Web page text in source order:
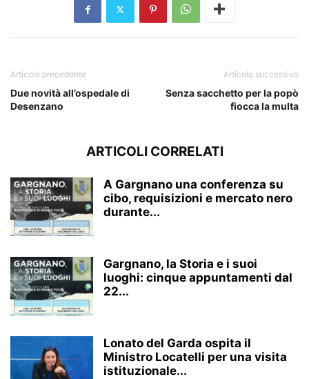
Articolo precedente
Due novità all’ospedale di
Desenzano
Articolo successivo
Senza sacchetto per la popò
fiocca la multa
ARTICOLI CORRELATI
A Gargnano una conferenza su
cibo, requisizioni e mercato nero
durante...
Gargnano, la Storia e i suoi
luoghi: cinque appuntamenti dal
22...
Lonato del Garda ospita il
Ministro Locatelli per una visita
istituzionale...